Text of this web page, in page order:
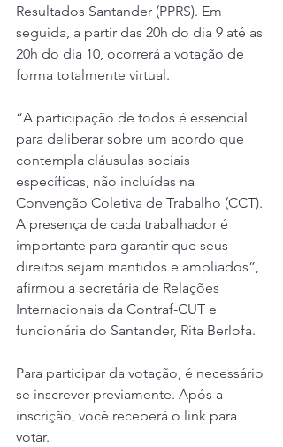
Resultados Santander (PPRS). Em
seguida, a partir das 20h do dia 9 até as
20h do dia 10, ocorrerá a votação de
forma totalmente virtual.
“A participação de todos é essencial
para deliberar sobre um acordo que
contempla cláusulas sociais
específicas, não incluídas na
Convenção Coletiva de Trabalho (CCT).
A presença de cada trabalhador é
importante para garantir que seus
direitos sejam mantidos e ampliados”,
afirmou a secretária de Relações
Internacionais da Contraf-CUT e
funcionária do Santander, Rita Berlofa.
Para participar da votação, é necessário
se inscrever previamente. Após a
inscrição, você receberá o link para
votar.